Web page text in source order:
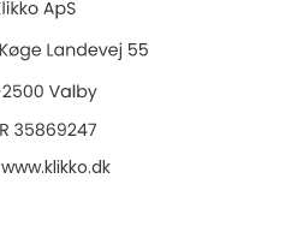
www.klikko.dk